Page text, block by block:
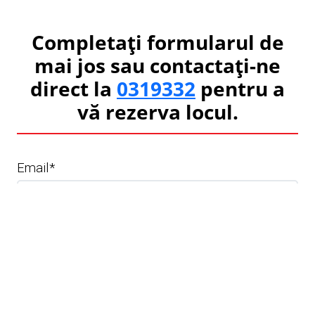
Completați formularul de
mai jos sau contactați-ne
direct la 0319332 pentru a
vă rezerva locul.
Email *